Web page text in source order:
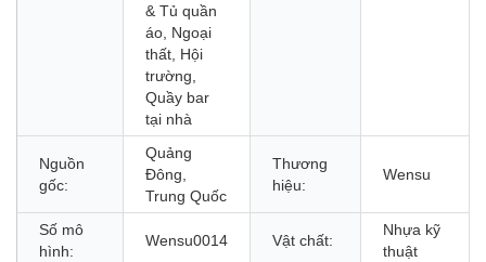
& Tủ quần
áo, Ngoại
thất, Hội
trường,
Quầy bar
tại nhà
Nguồn
gốc:
Quảng
Đông,
Trung Quốc
Thương
hiệu:
Wensu
Số mô
hình:
Wensu0014 Vật chất:
Nhựa kỹ
thuật